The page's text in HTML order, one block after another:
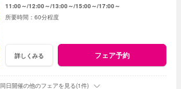
11:00～ 12:00～ 13:00～ 15:00～ 17:00～
60分程度
詳しくみる フェア予約
同日開催の他のフェアを見る(1件)